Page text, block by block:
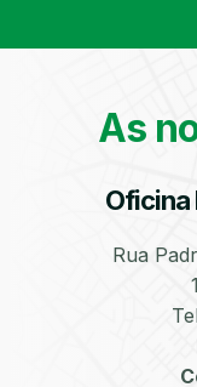
As
Oficina
Rua
Bate-